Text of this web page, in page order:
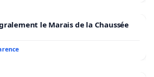
le Marais de la Chaussée